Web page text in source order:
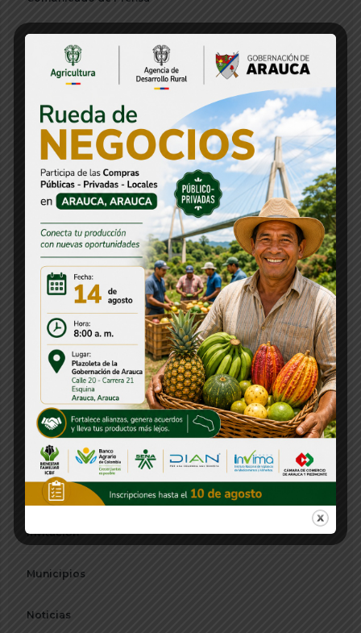
Concurso CNSC
Consejos Departamentales
Convocatorias
Decreto
Departamentos
Directorio
Emisora
Foto del Día
Frontera
Gabinete Departamental
Institucional
Invitación
Municipios
Noticias